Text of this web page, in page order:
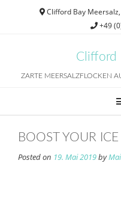
Clifford Bay
+49
Clifford
ZARTE MEERSALZFLOCKEN
BOOST YOUR
Posted on 19. Mai 2019by